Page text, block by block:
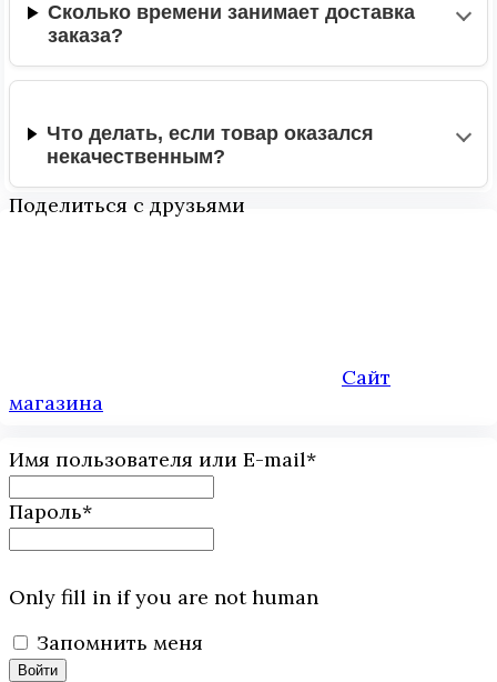
Сколько времени занимает доставка
заказа?
Что делать, если товар оказался
некачественным?
Поделиться с друзьями
Сайт
магазина
Имя пользователя или E-mail*
Пароль*
Only fill in if you are not human
Запомнить меня